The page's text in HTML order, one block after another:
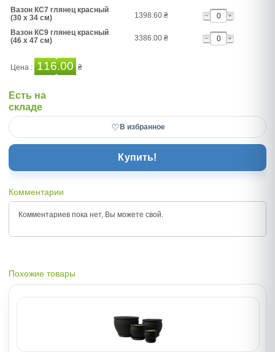
Вазон КС7 глянец красный
(30 x 34 см)
1398.60 ₴
Вазон КС9 глянец красный
(46 x 47 см)
3386.00 ₴
Цена : 116.00 ₴
Есть на
складе
♡ В избранное
Купить!
Комментарии
Комментариев пока нет, Вы можете свой.
Похожие товары